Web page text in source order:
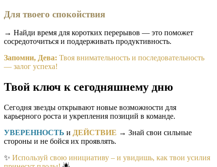
Для твоего спокойствия
→ Найди время для коротких перерывов — это поможет
сосредоточиться и поддерживать продуктивность.
Запомни, Дева: Твоя внимательность и последовательность
— залог успеха!
Твой ключ к сегодняшнему дню
Сегодня звезды открывают новые возможности для
карьерного роста и укрепления позиций в команде.
УВЕРЕННОСТЬ и ДЕЙСТВИЕ → Знай свои сильные
стороны и не бойся их проявлять.
✨ Используй свою инициативу – и увидишь, как твои усилия